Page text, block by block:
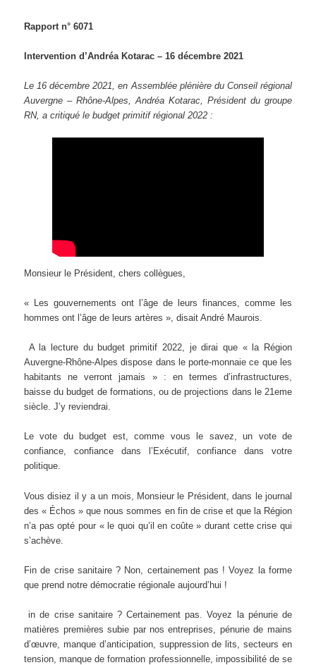
Rapport n° 6071
Intervention d’Andréa Kotarac – 16 décembre 2021
Le 16 décembre 2021, en Assemblée plénière du Conseil régional
Auvergne – Rhône-Alpes, Andréa Kotarac, Président du groupe
RN, a critiqué le budget primitif régional 2022 :
Monsieur le Président, chers collègues,
« Les gouvernements ont l’âge de leurs finances, comme les
hommes ont l’âge de leurs artères », disait André Maurois.
A la lecture du budget primitif 2022, je dirai que « la Région
Auvergne-Rhône-Alpes dispose dans le porte-monnaie ce que les
habitants ne verront jamais » : en termes d’infrastructures,
baisse du budget de formations, ou de projections dans le 21eme
siècle. J’y reviendrai.
Le vote du budget est, comme vous le savez, un vote de
confiance, confiance dans l’Exécutif, confiance dans votre
politique.
Vous disiez il y a un mois, Monsieur le Président, dans le journal
des « Échos » que nous sommes en fin de crise et que la Région
n’a pas opté pour « le quoi qu’il en coûte » durant cette crise qui
s’achève.
Fin de crise sanitaire ? Non, certainement pas ! Voyez la forme
que prend notre démocratie régionale aujourd’hui !
in de crise sanitaire ? Certainement pas. Voyez la pénurie de
matières premières subie par nos entreprises, pénurie de mains
d’œuvre, manque d’anticipation, suppression de lits, secteurs en
tension, manque de formation professionnelle, impossibilité de se